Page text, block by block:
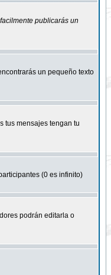
publicarás un
un pequeño texto
tus mensajes tengan tu
(0 es infinito)
podrán editarla o